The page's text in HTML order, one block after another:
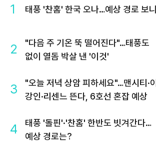
1 태풍 '찬홈' 한국 오나…예상 경로 보니
2
"다음 주 기온 뚝 떨어진다"…태풍도
없이 열돔 박살 낸 '이것'
3
"오늘 저녁 상암 피하세요"…맨시티·
강인·리센느 뜬다, 6호선 혼잡 예상
4
태풍 '돌핀'·'찬홈' 한반도 빗겨간다…
예상 경로는?